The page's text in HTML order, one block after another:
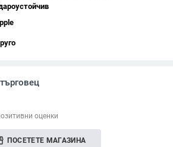
оценки
ПОСЕТЕТЕ МАГАЗИНА